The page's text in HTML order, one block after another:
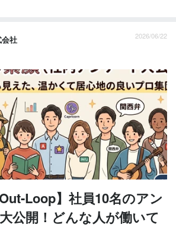
社 2026/06/22
Loop】社員10名のアン
公開！どんな人が働いて